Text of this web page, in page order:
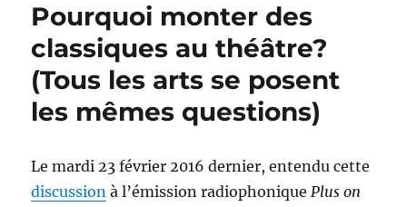
Pourquoi monter des
classiques au théâtre?
(Tous les arts se posent
les mêmes questions)
Le mardi 23 février 2016 dernier, entendu cette
discussion à l’émission radiophoniquePlus on